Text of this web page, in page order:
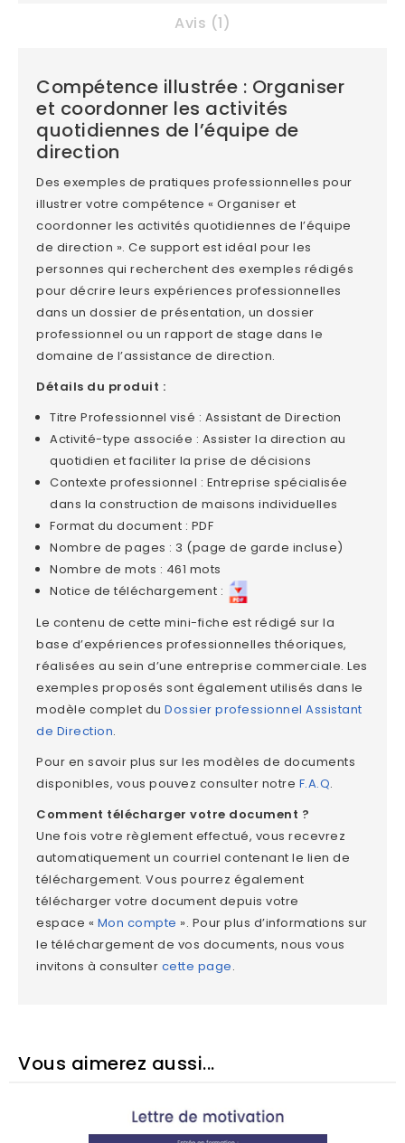
Avis (1)
Compétence illustrée : Organiser
et coordonner les activités
quotidiennes de l’équipe de
direction
Des exemples de pratiques professionnelles pour
illustrer votre compétence « Organiser et
coordonner les activités quotidiennes de l’équipe
de direction ». Ce support est idéal pour les
personnes qui recherchent des exemples rédigés
pour décrire leurs expériences professionnelles
dans un dossier de présentation, un dossier
professionnel ou un rapport de stage dans le
domaine de l’assistance de direction.
Détails du produit :
Titre Professionnel visé : Assistant de Direction
Activité-type associée : Assister la direction au
quotidien et faciliter la prise de décisions
Contexte professionnel : Entreprise spécialisée
dans la construction de maisons individuelles
Format du document : PDF
Nombre de pages : 3 (page de garde incluse)
Nombre de mots : 461 mots
Notice de téléchargement :
Le contenu de cette mini-fiche est rédigé sur la
base d’expériences professionnelles théoriques,
réalisées au sein d’une entreprise commerciale. Les
exemples proposés sont également utilisés dans le
modèle complet duDossier professionnel Assistant
de Direction.
Pour en savoir plus sur les modèles de documents
disponibles, vous pouvez consulter notre F.A.Q.
Comment télécharger votre document ?
Une fois votre règlement effectué, vous recevrez
automatiquement un courriel contenant le lien de
téléchargement. Vous pourrez également
télécharger votre document depuis votre
espace « Mon compte ». Pour plus d’informations sur
le téléchargement de vos documents, nous vous
invitons à consulter cette page.
Vous aimerez aussi...